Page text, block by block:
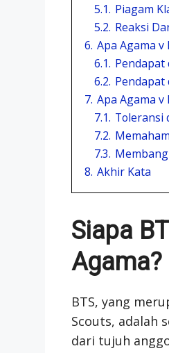
5.1. Piagam
5.2. Reaksi
6. Apa Agama v
6.1. Pendapat
6.2. Pendapat
7. Apa Agama v
7.1. Toleransi
7.2.
7.3.
8. Akhir Kata
Siapa
Agama?
BTS, yang
Scouts, adalah
dari tujuh